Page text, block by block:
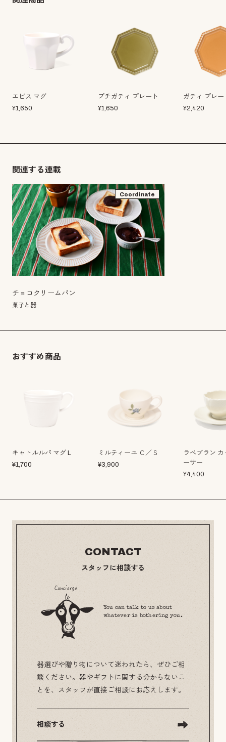
エピス マグ
¥1,650
プチガティ プレート
¥1,650
ガティ プレー
¥2,420
関連する連載
Coordinate
チョコクリームパン
菓子と器
おすすめ商品
キャトルルパ マグ L
¥1,700
ミルティーユ Ｃ／Ｓ
¥3,900
ラペブラン
ーサー
¥4,400
CONTACT
スタッフに相談する
You can talk to us about
whatever is bothering you.
器選びや贈り物について迷われたら、ぜひご相
談ください。器やギフトに関する分からないこ
とを、スタッフが直接ご相談にお応えします。
相談する